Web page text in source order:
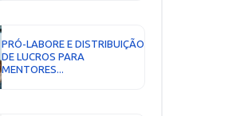
PRÓ-LABORE E DISTRIBUIÇÃO
DE LUCROS PARA
MENTORES...